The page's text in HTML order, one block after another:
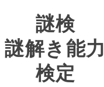
謎検
謎解き能
検定